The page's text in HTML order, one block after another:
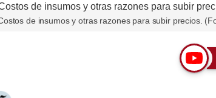
de insumos y otras razones para subir precios.